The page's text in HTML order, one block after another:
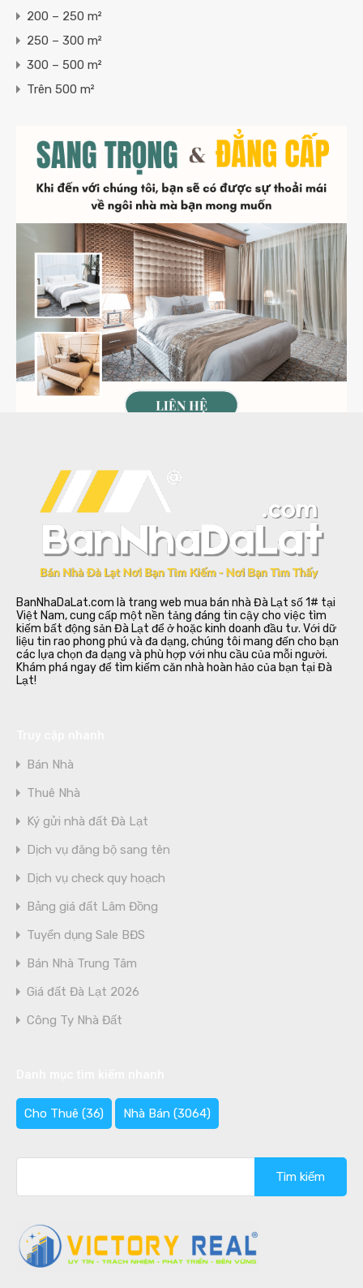
200 – 250 m²
250 – 300 m²
300 – 500 m²
Trên 500 m²
BanNhaDaLat.com là trang web mua bán nhà Đà Lạt số 1# tại
Việt Nam, cung cấp một nền tảng đáng tin cậy cho việc tìm
kiếm bất động sản Đà Lạt để ở hoặc kinh doanh đầu tư. Với dữ
liệu tin rao phong phú và đa dạng, chúng tôi mang đến cho bạn
các lựa chọn đa dạng và phù hợp với nhu cầu của mỗi người.
Khám phá ngay để tìm kiếm căn nhà hoàn hảo của bạn tại Đà
Lạt!
Bán Nhà
Thuê Nhà
Ký gửi nhà đất Đà Lạt
Dịch vụ đăng bộ sang tên
Dịch vụ check quy hoạch
Bảng giá đất Lâm Đồng
Tuyển dụng Sale BĐS
Bán Nhà Trung Tâm
Giá đất Đà Lạt 2026
Công Ty Nhà Đất
Cho Thuê (36) Nhà Bán (3064)
kiếm
cho: